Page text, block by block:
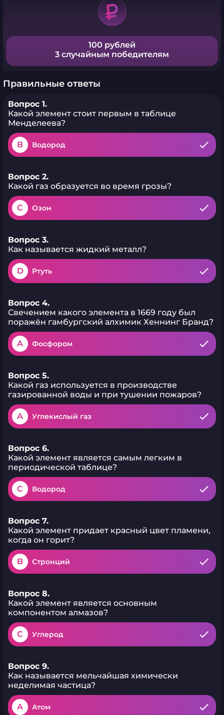
100 рублей
3 случайным победителям
Правильные ответы
Вопрос 1.
Какой элемент стоит первым в таблице
Менделеева?
B Водород
Вопрос 2.
Какой газ образуется во время грозы?
C Озон
Вопрос 3.
Как называется жидкий металл?
D Ртуть
Вопрос 4.
Свечением какого элемента в 1669 году был
поражён гамбургский алхимик Хеннинг Бранд?
A Фосфором
Вопрос 5.
Какой газ используется в производстве
газированной воды и при тушении пожаров?
A Углекислый газ
Вопрос 6.
Какой элемент является самым легким в
периодической таблице?
C Водород
Вопрос 7.
Какой элемент придает красный цвет пламени,
когда он горит?
B Стронций
Вопрос 8.
Какой элемент является основным
компонентом алмазов?
C Углерод
Вопрос 9.
Как называется мельчайшая химически
неделимая частица?
A Атом